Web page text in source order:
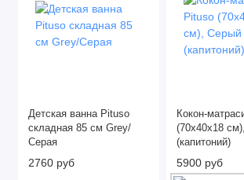
Детская ванна Pituso
складная 85 см Grey/
Серая
2760 руб
Кокон-
(70x40x18
(капитоний)
5900 руб